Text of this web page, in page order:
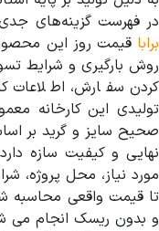
در فهرست گزینه‌های جدی
برابا قیمت روز این محصول
روش بارگیری و شرایط
کردن سفارش، اطلاعات
صحیح سایز و گرید بر
نهایی و کیفیت سازه
مورد نیاز، محل پروژه،
تا قیمت واقعی
و بدون ریسک انجام می